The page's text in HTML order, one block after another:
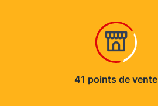
41 points de vente